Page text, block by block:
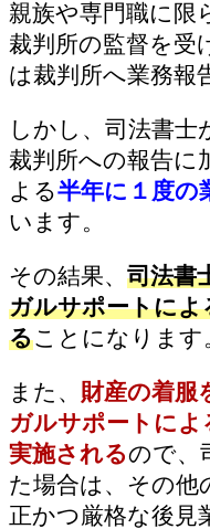
親族や専門職に限
裁判所の監督を受
は裁判所へ業務報
しかし、司法書士
裁判所への報告に
よる半年に１度の
います。
その結果、 司法書
ガルサポートに
ることになります
また、 財産の着服
ガルサポートによ
実施されるので、
た場合は、その他
正かつ厳格な後見